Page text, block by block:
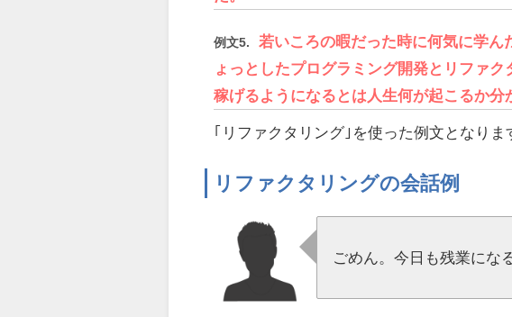
例文5.
若いころの暇だった時に何気に学
ょっとしたプログラミング開発とリファ
稼げるようになるとは人生何が起こるか分
｢リファクタリング｣を使った例文となりま
リファクタリングの会話例
ごめん。今日も残業にな